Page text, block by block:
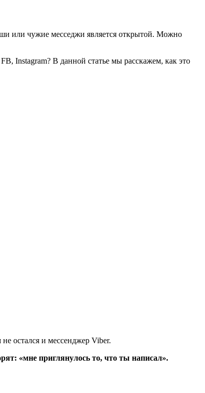
или чужие месседжи является открытой. Можно
Instagram? В данной статье мы расскажем, как это
остался и мессенджер Viber.
«мне приглянулось то, что ты написал».